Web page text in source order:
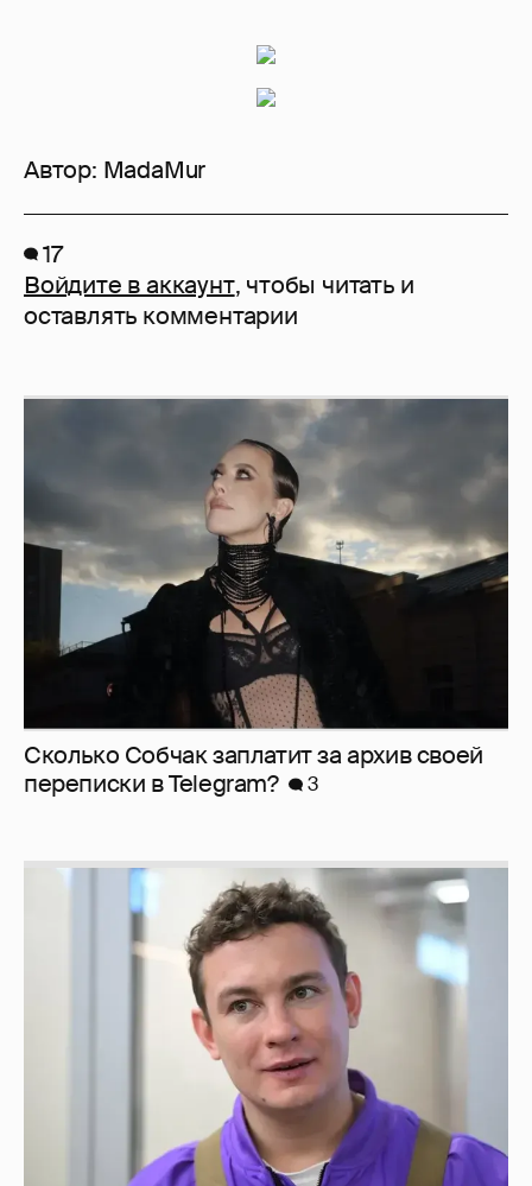
Автор: MadaMur
17
Войдите в аккаунт, чтобы читать и
оставлять комментарии
Сколько Собчак заплатит за архив своей
перeписки в Telegram?
3